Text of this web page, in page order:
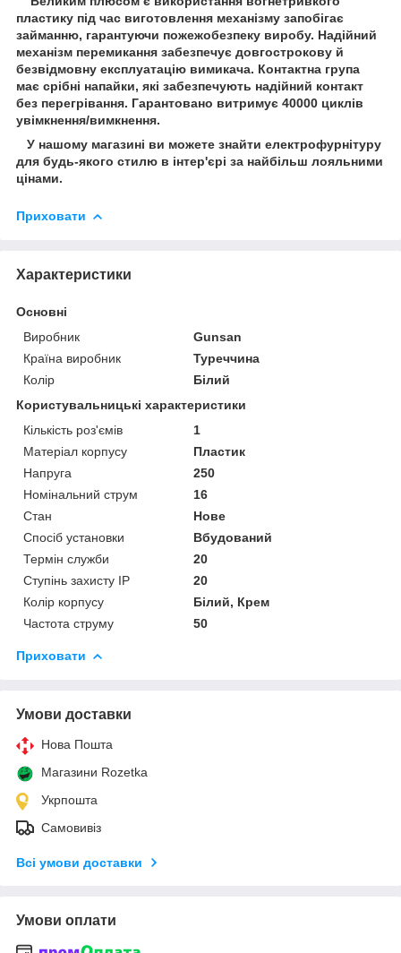
пластику під час виготовлення механізму запобігає
займанню, гарантуючи пожежобезпеку виробу. Надійний
механізм перемикання забезпечує довгострокову й
безвідмовну експлуатацію вимикача. Контактна група
має срібні напайки, які забезпечують надійний контакт
без перегрівання. Гарантовано витримує 40000 циклів
увімкнення/вимкнення.
У нашому магазині ви можете знайти електрофурнітуру
для будь-якого стилю в інтер'єрі за найбільш лояльними
цінами.
Приховати
Характеристики
Основні
Виробник
Gunsan
Країна виробник
Туреччина
Колір
Білий
Користувальницькі характеристики
Кількість роз'ємів
1
Матеріал корпусу
Пластик
Напруга
250
Номінальний струм
16
Стан
Нове
Спосіб установки
Вбудований
Термін служби
20
Ступінь захисту IP
20
Колір корпусу
Білий, Крем
Частота струму
50
Приховати
Умови доставки
Нова Пошта
Магазини Rozetka
Укрпошта
Самовивіз
Всі умови доставки
Умови оплати